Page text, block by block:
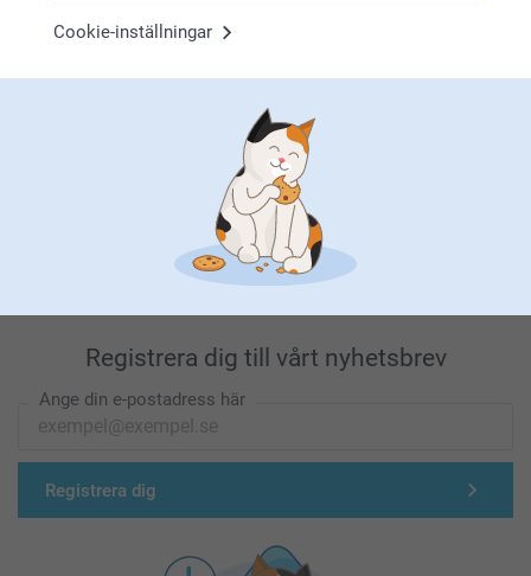
Cookie-inställningar
Förstklassig kundservice
Registrera dig till vårt nyhetsbrev
Ange din e-postadress här
Registrera dig